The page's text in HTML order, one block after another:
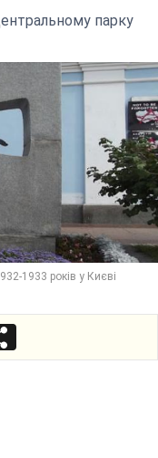
парку
1933 років у Києві